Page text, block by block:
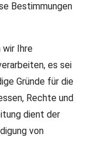
Bestimmungen
wir Ihre
es sei
Gründe für die
Rechte und
dient der
von